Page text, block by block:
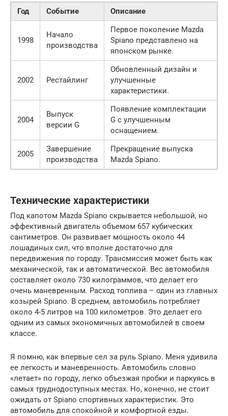
Год Событие Описание
1998
Начало
производства
Первое поколение Mazda
Spiano представлено на
японском рынке.
2002 Рестайлинг
Обновленный дизайн и
улучшенные
характеристики.
2004
Выпуск
версии G
Появление комплектации
G с улучшенным
оснащением.
2005
Завершение
производства
Прекращение выпуска
Mazda Spiano.
Технические характеристики
Под капотом Mazda Spiano скрывается небольшой, но
эффективный двигатель объемом 657 кубических
сантиметров. Он развивает мощность около 44
лошадиных сил, что вполне достаточно для
передвижения по городу. Трансмиссия может быть как
механической, так и автоматической. Вес автомобиля
составляет около 730 килограммов, что делает его
очень маневренным. Расход топлива – один из главных
козырей Spiano. В среднем, автомобиль потребляет
около 4-5 литров на 100 километров. Это делает его
одним из самых экономичных автомобилей в своем
классе.
Я помню, как впервые сел за руль Spiano. Меня удивила
ее легкость и маневренность. Автомобиль словно
«летает» по городу, легко объезжая пробки и паркуясь в
самых труднодоступных местах. Но, конечно, не стоит
ожидать от Spiano спортивных характеристик. Это
автомобиль для спокойной и комфортной езды.